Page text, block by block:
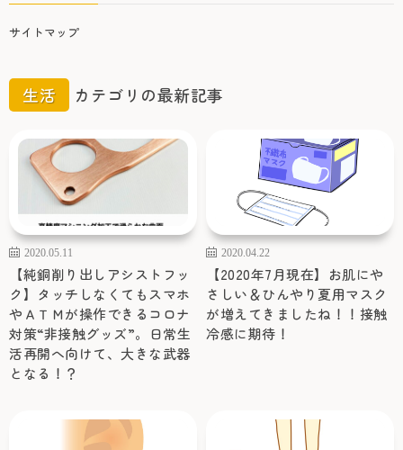
サイトマップ
生活 カテゴリの最新記事
2020.05.11
【純銅削り出しアシストフッ
ク】タッチしなくてもスマホ
やＡＴＭが操作できるコロナ
対策“非接触グッズ”。日常生
活再開へ向けて、大きな武器
となる！？
2020.04.22
【2020年7月現在】お肌にや
さしい＆ひんやり夏用マスク
が増えてきましたね！！接触
冷感に期待！